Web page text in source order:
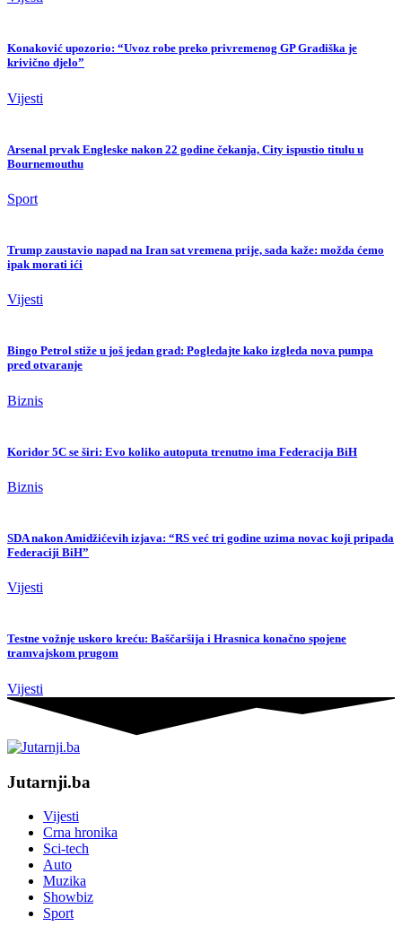
Konaković upozorio: “Uvoz robe preko privremenog GP Gradiška je
krivično djelo”
Vijesti
Arsenal prvak Engleske nakon 22 godine čekanja, City ispustio titulu u
Bournemouthu
Sport
Trump zaustavio napad na Iran sat vremena prije, sada kaže: možda ćemo
ipak morati ići
Vijesti
Bingo Petrol stiže u još jedan grad: Pogledajte kako izgleda nova pumpa
pred otvaranje
Biznis
Koridor 5C se širi: Evo koliko autoputa trenutno ima Federacija BiH
Biznis
SDA nakon Amidžićevih izjava: “RS već tri godine uzima novac koji pripada
Federaciji BiH”
Vijesti
Testne vožnje uskoro kreću: Baščaršija i Hrasnica konačno spojene
tramvajskom prugom
Vijesti
Jutarnji.ba
Vijesti
Crna hronika
Sci-tech
Auto
Muzika
Showbiz
Sport